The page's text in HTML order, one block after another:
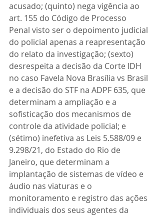
acusado; (quinto) nega vigência ao
art. 155 do Código de Processo
Penal visto ser o depoimento judicial
do policial apenas a reapresentação
do relato da investigação; (sexto)
desrespeita a decisão da Corte IDH
no caso Favela Nova Brasília vs Brasil
e a decisão do STF na ADPF 635, que
determinam a ampliação e a
sofisticação dos mecanismos de
controle da atividade policial; e
(sétimo) inefetiva as Leis 5.588/09 e
9.298/21, do Estado do Rio de
Janeiro, que determinam a
implantação de sistemas de vídeo e
áudio nas viaturas e o
monitoramento e registro das ações
individuais dos seus agentes da